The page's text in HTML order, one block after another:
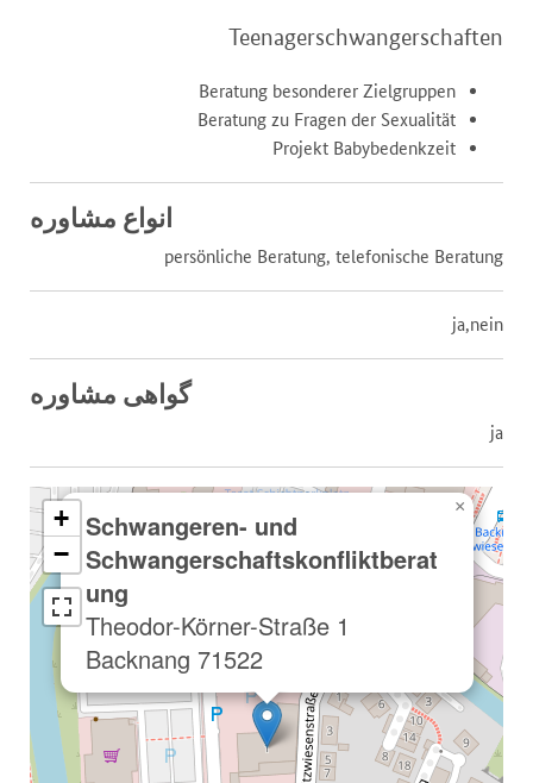
Teenagerschwangerschaften
Beratung besonderer Zielgruppen
Beratung zu Fragen der Sexualität
Projekt Babybedenkzeit
انواع مشاوره
persönliche Beratung, telefonische Beratung
ja,nein
گواهی مشاوره
ja
Schwangeren- und
Schwangerschaftskonfliktberat
ung
Theodor-Körner-Straße 1
71522 Backnang
×
+
−